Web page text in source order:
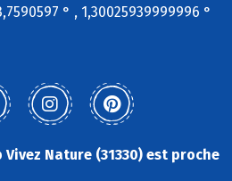
° , 1,30025939999996 °
Nature (31330) est proche